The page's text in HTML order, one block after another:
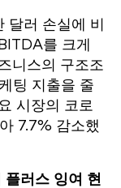
러 손실에 비
를 크게
니스의 구조조
팅 지출을 줄
시장의 코로
7.7% 감소했
러스 잉여 현